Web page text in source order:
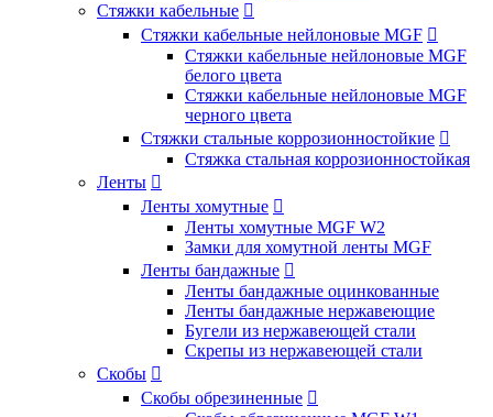
Стяжки кабельные 
Стяжки кабельные нейлоновые MGF 
Стяжки кабельные нейлоновые MGF
белого цвета
Стяжки кабельные нейлоновые MGF
черного цвета
Стяжки стальные коррозионностойкие 
Стяжка стальная коррозионностойкая
Ленты 
Ленты хомутные 
Ленты хомутные MGF W2
Замки для хомутной ленты MGF
Ленты бандажные 
Ленты бандажные оцинкованные
Ленты бандажные нержавеющие
Бугели из нержавеющей стали
Скрепы из нержавеющей стали
Скобы 
Скобы обрезиненные 